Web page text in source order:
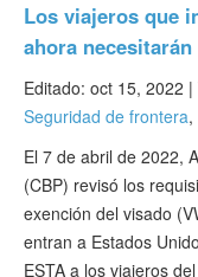
Los viajeros que
ahora necesitarán
Editado: oct 15, 2022 |
Seguridad de frontera,
El 7 de abril de 2022,
(CBP) revisó los
exención del visado
entran a Estados
ESTA a los viajeros